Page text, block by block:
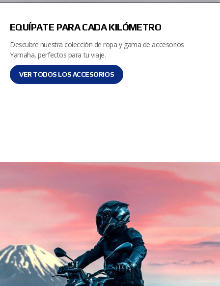
EQUÍPATE PARA CADA KILÓMETRO
Descubre nuestra colección de ropa y gama de accesorios
Yamaha, perfectos para tu viaje.
VER TODOS LOS ACCESORIOS